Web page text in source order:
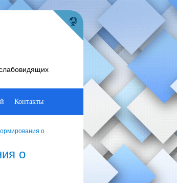
о
о
Контакты